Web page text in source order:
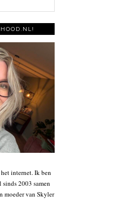
internet. Ik ben
2003 samen
moeder van Skyler